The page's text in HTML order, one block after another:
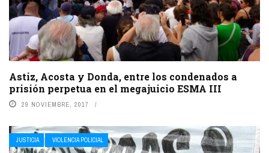
Astiz, Acosta y Donda, entre los condenados a
prisión perpetua en el megajuicio ESMA III
29 NOVIEMBRE, 2017
JUSTICIA VIOLENCIA POLICIAL